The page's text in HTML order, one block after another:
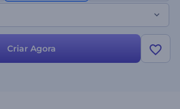
digite sua mensagem, adicione uma trilha
um vídeo de alta qualidade para as festas
agora!
Criar Agora